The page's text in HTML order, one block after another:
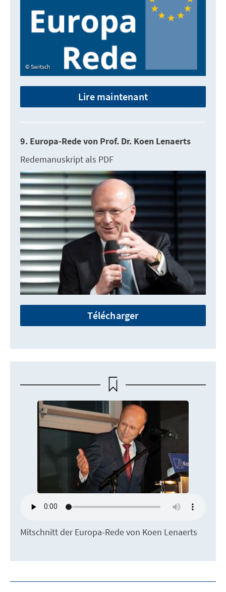
Switsch
Lire maintenant
9. Europa-Rede von Prof. Dr. Koen Lenaerts
Redemanuskript als PDF
Télécharger
Mitschnitt der Europa-Rede von Koen Lenaerts